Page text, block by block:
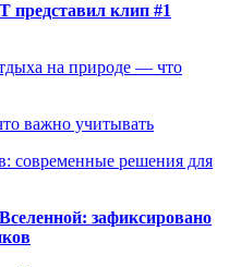
представил клип #1
на природе — что
важно учитывать
современные решения для
зафиксировано